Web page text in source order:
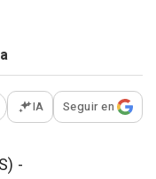
opciones para
IA Seguir en
-